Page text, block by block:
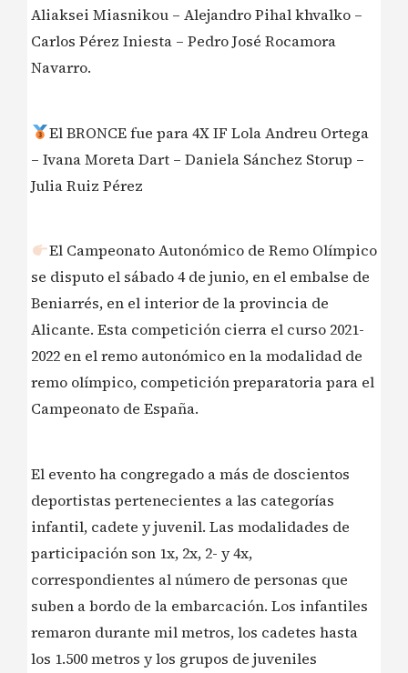
Aliaksei Miasnikou – Alejandro Pihal khvalko –
Carlos Pérez Iniesta – Pedro José Rocamora
Navarro.
El BRONCE fue para 4X IF Lola Andreu Ortega
– Ivana Moreta Dart – Daniela Sánchez Storup –
Julia Ruiz Pérez
El Campeonato Autonómico de Remo Olímpico
se disputo el sábado 4 de junio, en el embalse de
Beniarrés, en el interior de la provincia de
Alicante. Esta competición cierra el curso 2021-
2022 en el remo autonómico en la modalidad de
remo olímpico, competición preparatoria para el
Campeonato de España.
El evento ha congregado a más de doscientos
deportistas pertenecientes a las categorías
infantil, cadete y juvenil. Las modalidades de
participación son 1x, 2x, 2- y 4x,
correspondientes al número de personas que
suben a bordo de la embarcación. Los infantiles
remaron durante mil metros, los cadetes hasta
los 1.500 metros y los grupos de juveniles